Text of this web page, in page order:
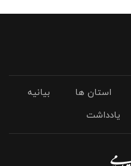
استان ها
بیانیه
یادداشت